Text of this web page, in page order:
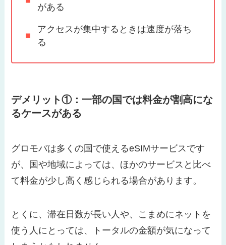
がある
アクセスが集中するときは速度が落ち
る
デメリット①：一部の国では料金が割高にな
るケースがある
グロモバは多くの国で使えるeSIMサービスです
が、国や地域によっては、ほかのサービスと比べ
て料金が少し高く感じられる場合があります。
とくに、滞在日数が長い人や、こまめにネットを
使う人にとっては、トータルの金額が気になって